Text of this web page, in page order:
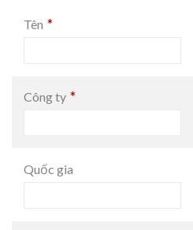
Tên *
Công ty *
Quốc gia